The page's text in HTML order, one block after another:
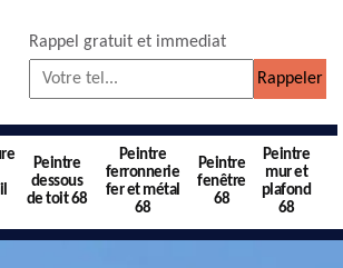
Rappel gratuit et immediat
Peintre
dessous
de toit 68
Peintre
ferronnerie
fer et métal
68
Peintre
fenêtre
68
Peintre
mur et
plafond
68